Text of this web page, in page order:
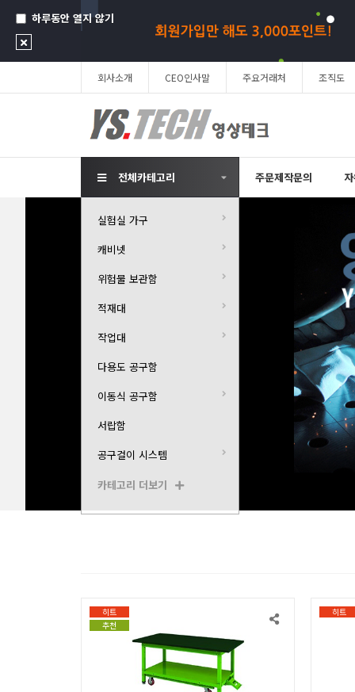
하루동안 열지 않기
회사소개 CEO인사말 주요거래처 조직도
전체카테고리
실험실 가구
캐비넷
위험물 보관함
적재대
작업대
다용도 공구함
이동식 공구함
서랍함
공구걸이 시스템
카테고리 더보기
주문제작문의
히트
추천
히트